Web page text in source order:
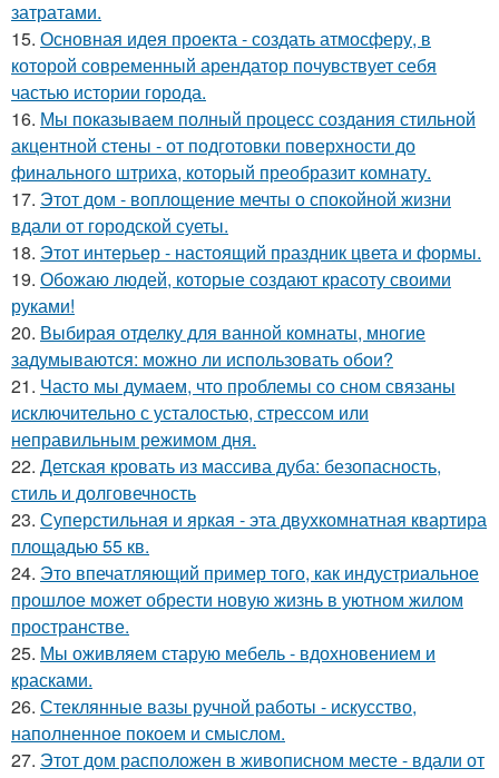
затратами.
15. Основная идея проекта - создать атмосферу, в
которой современный арендатор почувствует себя
частью истории города.
16. Мы показываем полный процесс создания стильной
акцентной стены - от подготовки поверхности до
финального штриха, который преобразит комнату.
17. Этот дом - воплощение мечты о спокойной жизни
вдали от городской суеты.
18. Этот интерьер - настоящий праздник цвета и формы.
19. Обожаю людей, которые создают красоту своими
руками!
20. Выбирая отделку для ванной комнаты, многие
задумываются: можно ли использовать обои?
21. Часто мы думаем, что проблемы со сном связаны
исключительно с усталостью, стрессом или
неправильным режимом дня.
22. Детская кровать из массива дуба: безопасность,
стиль и долговечность
23. Суперстильная и яркая - эта двухкомнатная квартира
площадью 55 кв.
24. Это впечатляющий пример того, как индустриальное
прошлое может обрести новую жизнь в уютном жилом
пространстве.
25. Мы оживляем старую мебель - вдохновением и
красками.
26. Стеклянные вазы ручной работы - искусство,
наполненное покоем и смыслом.
27. Этот дом расположен в живописном месте - вдали от